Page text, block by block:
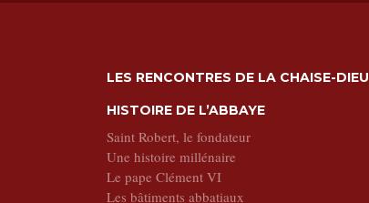
LES RENCONTRES DE LA CHAISE-DIEU
HISTOIRE DE L’ABBAYE
Saint Robert, le fondateur
Une histoire millénaire
Le pape Clément VI
Les bâtiments abbatiaux